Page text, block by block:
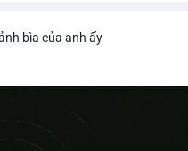
bìa của anh ấy